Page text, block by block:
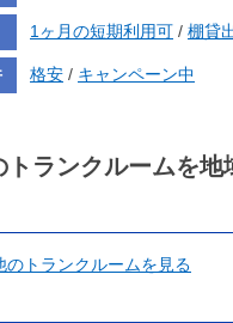
1ヶ月の短期利用可 / 棚貸
格安 / キャンペーン中
トランクルームを
のトランクルームを見る